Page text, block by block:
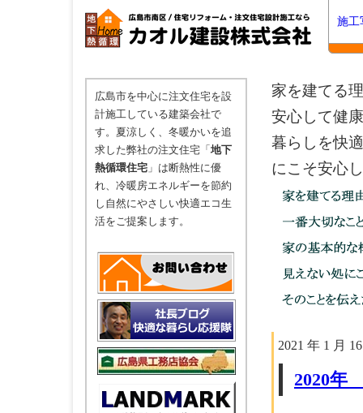
施工
家を建てる
安心して健
暮らしを快
にこそ安心
2021 年 1 月
2020年
広島市を中心に注文住宅を設
計施工している建築会社で
す。夏涼しく、冬暖かいを追
求した弊社の注文住宅「 地下
熱循環住宅 」は断熱性に優
れ、冷暖房エネルギーを節約
し自然にやさしい快適エコ生
活をご提案します。